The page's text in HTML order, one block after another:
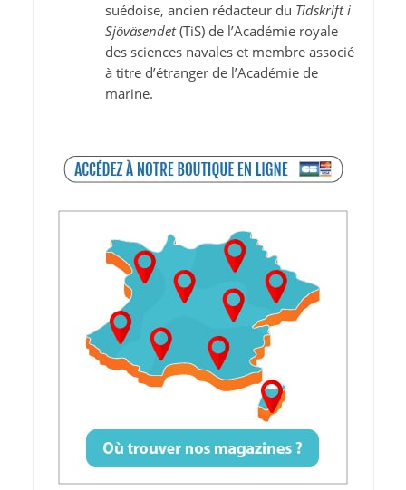
suédoise, ancien rédacteur du Tidskrift i
Sjöväsendet(TiS) de l’Académie royale
des sciences navales et membre associé
à titre d’étranger de l’Académie de
marine.